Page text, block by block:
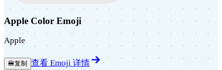
Apple Color Emoji
Apple
🍔复制 查看 Emoji 详情